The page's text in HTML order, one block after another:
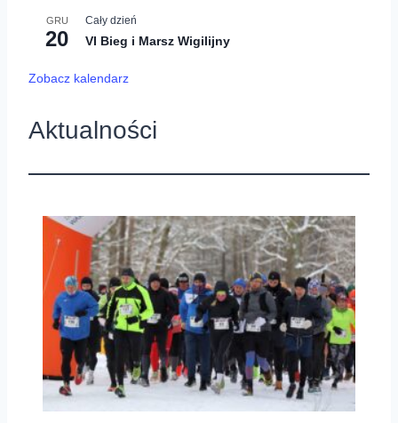
GRU
20
Cały dzień
VI Bieg i Marsz Wigilijny
Zobacz kalendarz
Aktualności